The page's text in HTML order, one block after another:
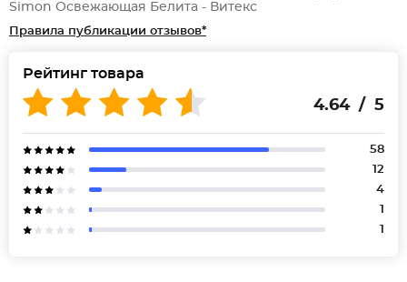
Simon Освежающая Белита - Витекс
Правила публикации отзывов*
Рейтинг товара
4.64 / 5
58
12
4
1
1